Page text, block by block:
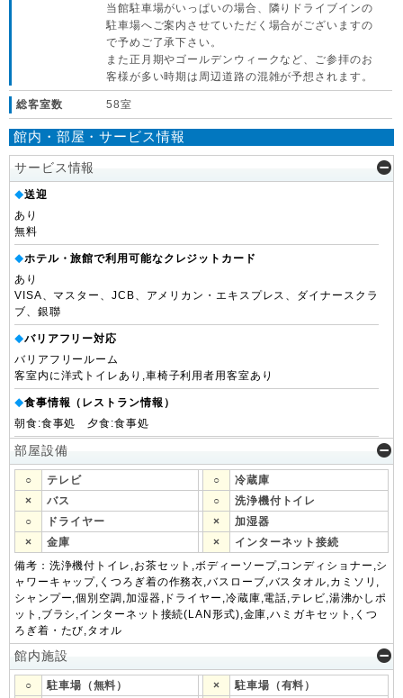
当館駐車場がいっぱいの場合、隣りドライブインの
駐車場へご案内させていただく場合がございますの
で予めご了承下さい。
また正月期やゴールデンウィークなど、ご参拝のお
客様が多い時期は周辺道路の混雑が予想されます。
総客室数 58室
館内・部屋・サービス情報
サービス情報
◆送迎
あり
無料
◆ホテル・旅館で利用可能なクレジットカード
あり
VISA、マスター、JCB、アメリカン・エキスプレス、ダイナースクラ
ブ、銀聯
◆バリアフリー対応
バリアフリールーム
客室内に洋式トイレあり,車椅子利用者用客室あり
◆食事情報（レストラン情報）
朝食:食事処 夕食:食事処
部屋設備
○ テレビ ○
冷蔵庫
×
バス ○
洗浄機付トイレ
○
ドライヤー ×
加湿器
×
金庫 ×
インターネット接続
備考：洗浄機付トイレ,お茶セット,ボディーソープ,コンディショナー,シ
ャワーキャップ,くつろぎ着の作務衣,バスローブ,バスタオル,カミソリ,
シャンプー,個別空調,加湿器,ドライヤー,冷蔵庫,電話,テレビ,湯沸かしポ
ット,ブラシ,インターネット接続(LAN形式),金庫,ハミガキセット,くつ
ろぎ着・たび,タオル
館内施設
○ 駐車場（無料） ×
駐車場（有料）